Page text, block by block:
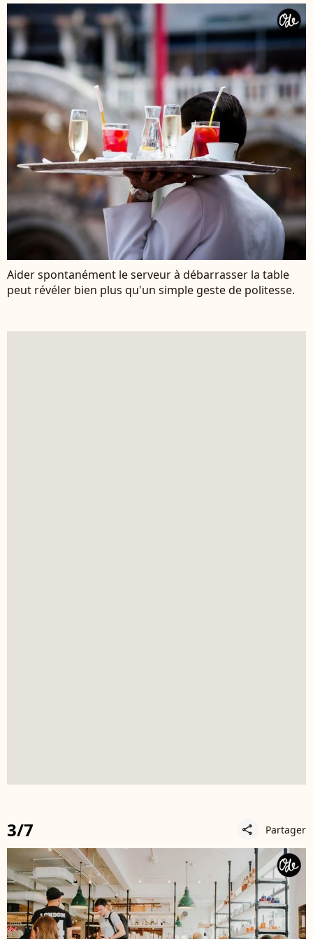
Aider spontanément le serveur à débarrasser la table
peut révéler bien plus qu'un simple geste de politesse.
3/7 share Partager